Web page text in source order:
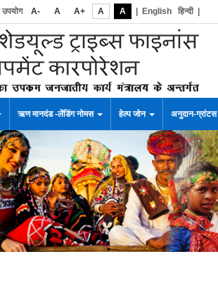
उपयोग A- A A+ A A English हिन्दी|
ऋण मानदंड -लेंडिंग नोमस हेल्प जोन अनुदान-ग्रांटस